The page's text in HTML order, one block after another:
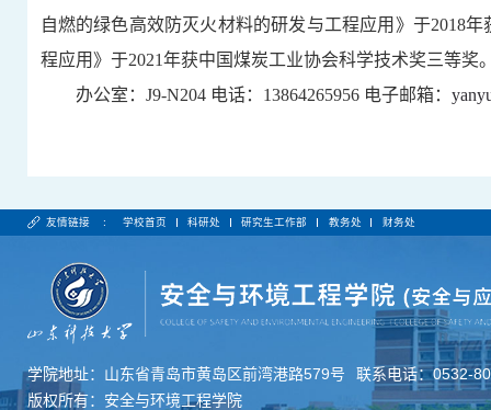
自燃的绿色高效防灭火材料的研发与工程应用》于2018年
程应用》于2021年获中国煤炭工业协会科学技术奖三等奖
办公室： J9-N204 电话： 13864265956 电子邮箱：
友情链接 : 学校首页 科研处 研究生工作部 教务处 财务处
学院地址：山东省青岛市黄岛区前湾港路579号
联系电话：0532-
版权所有：安全与环境工程学院